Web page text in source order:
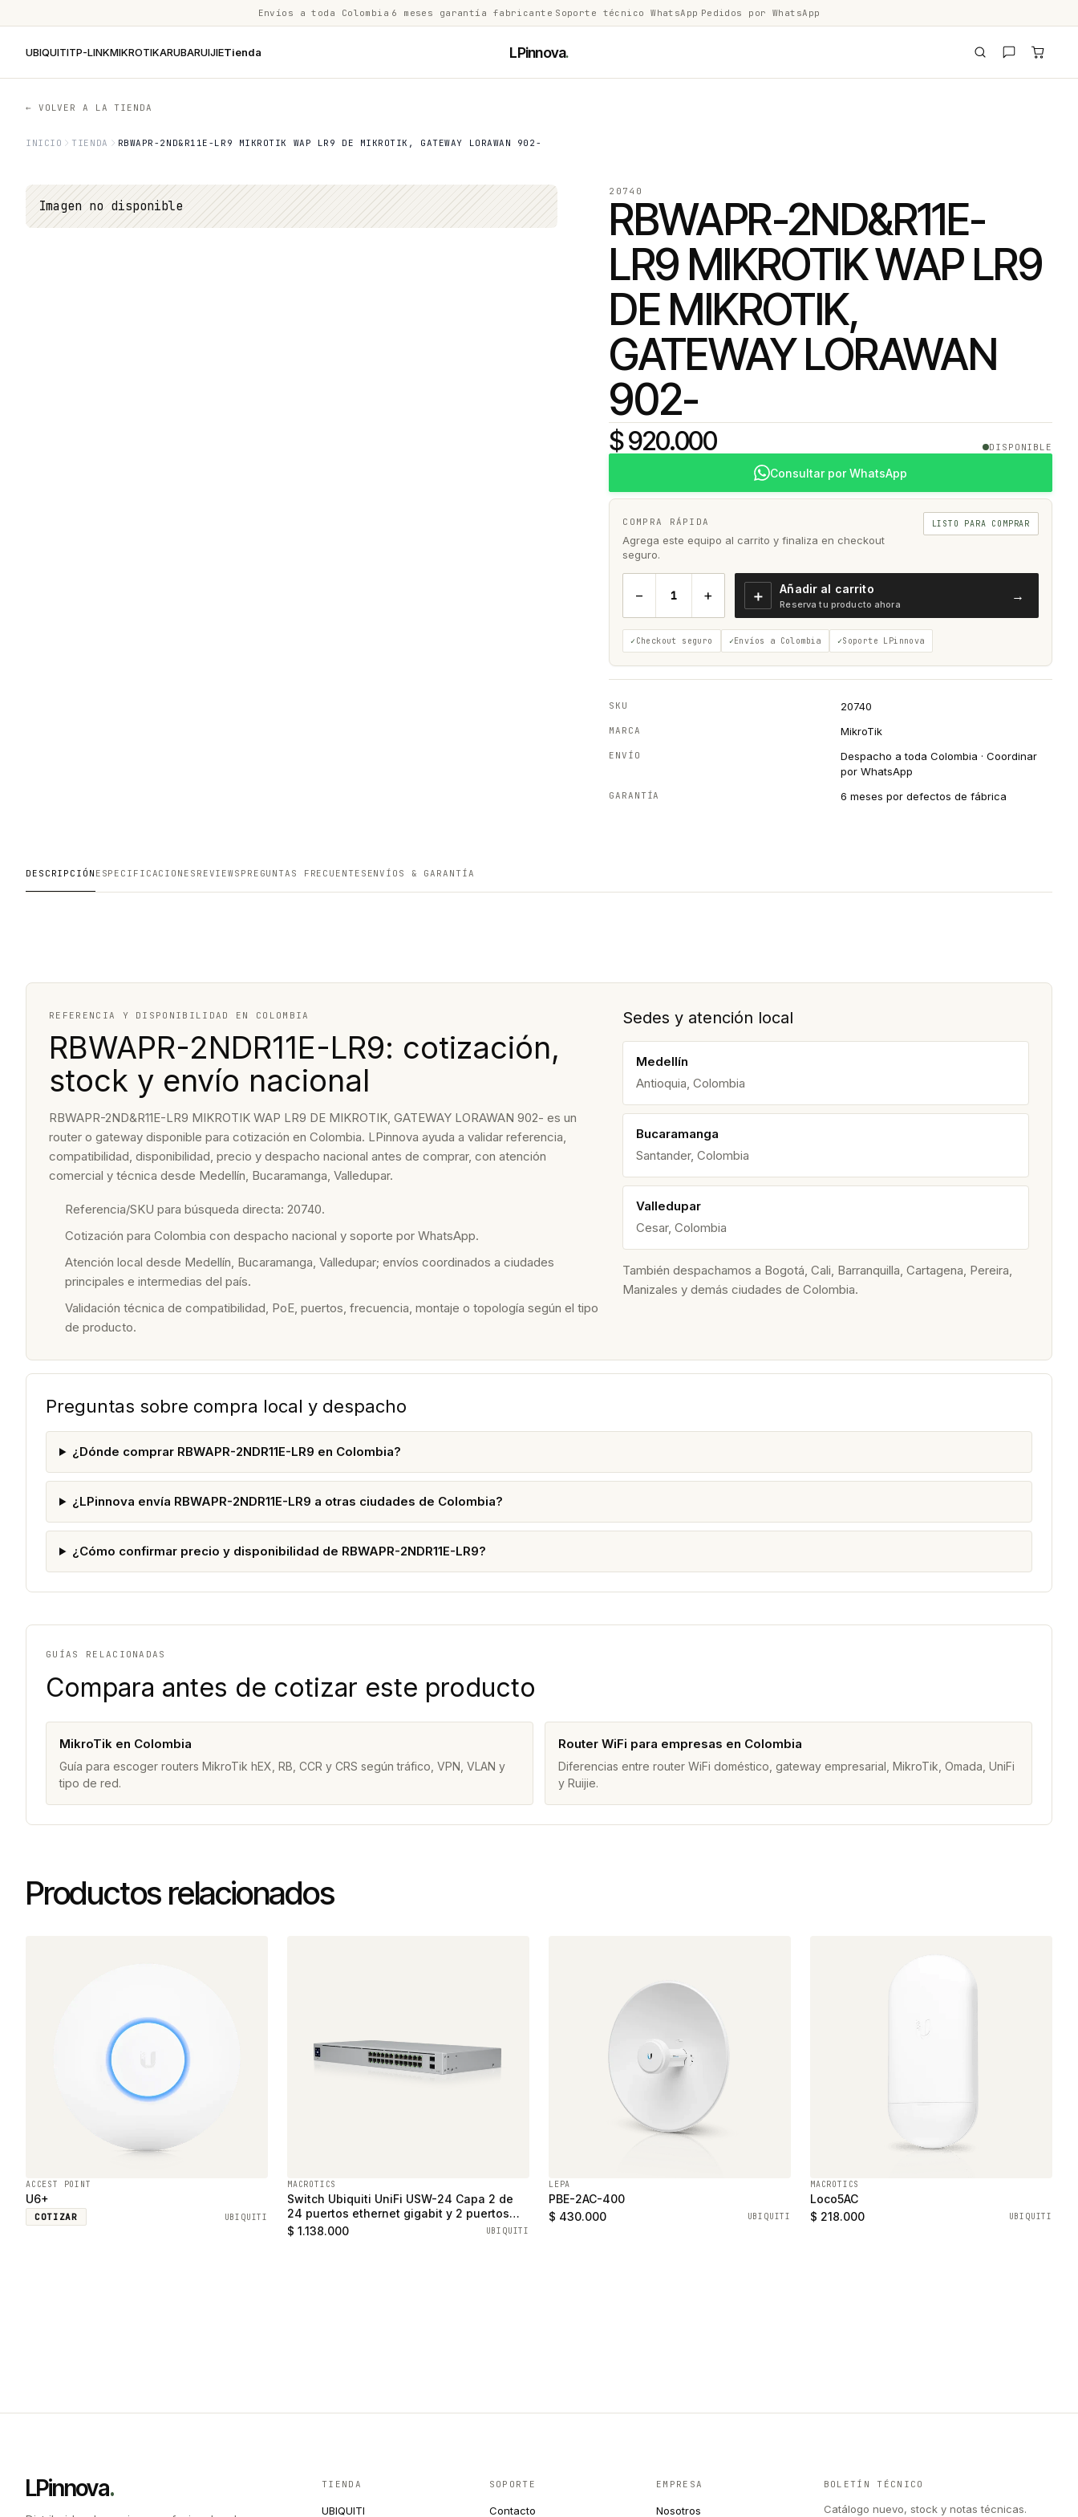
Envíos a toda Colombia 6 meses garantía fabricante Soporte técnico WhatsApp Pedidos por WhatsApp
UBIQUITITP-LINKMIKROTIKARUBARUIJIETienda LPinnova.
← VOLVER A LA TIENDA
INICIO TIENDA RBWAPR-2ND&R11E-LR9 MIKROTIK WAP LR9 DE MIKROTIK, GATEWAY LORAWAN 902-
Imagen no disponible
20740
RBWAPR-2ND&R11E-
LR9 MIKROTIK WAP LR9
DE MIKROTIK,
GATEWAY LORAWAN
902-
$ 920.000 DISPONIBLE
Consultar por WhatsApp
COMPRA RÁPIDA
Agrega este equipo al carrito y finaliza en checkout
seguro.
LISTO PARA COMPRAR
− + ＋ Añadir al carrito
Reserva tu producto ahora
→
Checkout seguro Envíos a Colombia Soporte LPinnova
SKU 20740
MARCA MikroTik
ENVÍO
Despacho a toda Colombia · Coordinar
por WhatsApp
GARANTÍA 6 meses por defectos de fábrica
DESCRIPCIÓN ESPECIFICACIONES REVIEWS PREGUNTAS FRECUENTES ENVÍOS & GARANTÍA
REFERENCIA Y DISPONIBILIDAD EN COLOMBIA
RBWAPR-2NDR11E-LR9: cotización,
stock y envío nacional
RBWAPR-2ND&R11E-LR9 MIKROTIK WAP LR9 DE MIKROTIK, GATEWAY LORAWAN 902- es un
router o gateway disponible para cotización en Colombia. LPinnova ayuda a validar referencia,
compatibilidad, disponibilidad, precio y despacho nacional antes de comprar, con atención
comercial y técnica desde Medellín, Bucaramanga, Valledupar.
Referencia/SKU para búsqueda directa: 20740.
Cotización para Colombia con despacho nacional y soporte por WhatsApp.
Atención local desde Medellín, Bucaramanga, Valledupar; envíos coordinados a ciudades
principales e intermedias del país.
Validación técnica de compatibilidad, PoE, puertos, frecuencia, montaje o topología según el tipo
de producto.
Sedes y atención local
Medellín
Antioquia, Colombia
Bucaramanga
Santander, Colombia
Valledupar
Cesar, Colombia
También despachamos a Bogotá, Cali, Barranquilla, Cartagena, Pereira,
Manizales y demás ciudades de Colombia.
Preguntas sobre compra local y despacho
¿Dónde comprar RBWAPR-2NDR11E-LR9 en Colombia?
¿LPinnova envía RBWAPR-2NDR11E-LR9 a otras ciudades de Colombia?
¿Cómo confirmar precio y disponibilidad de RBWAPR-2NDR11E-LR9?
GUÍAS RELACIONADAS
Compara antes de cotizar este producto
MikroTik en Colombia
Guía para escoger routers MikroTik hEX, RB, CCR y CRS según tráfico, VPN, VLAN y
tipo de red.
Router WiFi para empresas en Colombia
Diferencias entre router WiFi doméstico, gateway empresarial, MikroTik, Omada, UniFi
y Ruijie.
Productos relacionados
ACCEST POINT
U6+
COTIZAR UBIQUITI
MACROTICS
Switch Ubiquiti UniFi USW-24 Capa 2 de
24 puertos ethernet gigabit y 2 puertos
SFP
$ 1.138.000 UBIQUITI
LEPA
PBE-2AC-400
$ 430.000
UBIQUITI
MACROTICS
Loco5AC
$ 218.000
UBIQUITI
LPinnova. TIENDA
UBIQUITI
SOPORTE
Contacto
EMPRESA
Nosotros
BOLETÍN TÉCNICO
Catálogo nuevo, stock y notas técnicas.